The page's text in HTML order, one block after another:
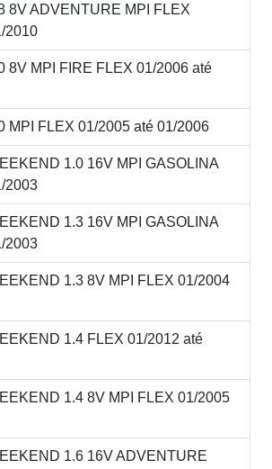
8V ADVENTURE MPI FLEX
2010
8V MPI FIRE FLEX 01/2006 até
MPI FLEX 01/2005 até 01/2006
1.0 16V MPI GASOLINA
2003
1.3 16V MPI GASOLINA
2003
1.3 8V MPI FLEX 01/2004
1.4 FLEX 01/2012 até
1.4 8V MPI FLEX 01/2005
1.6 16V ADVENTURE